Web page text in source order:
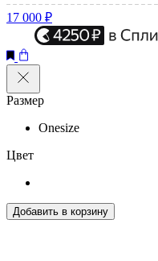
17 000 ₽
Размер
Onesize
Цвет
Добавить в корзину